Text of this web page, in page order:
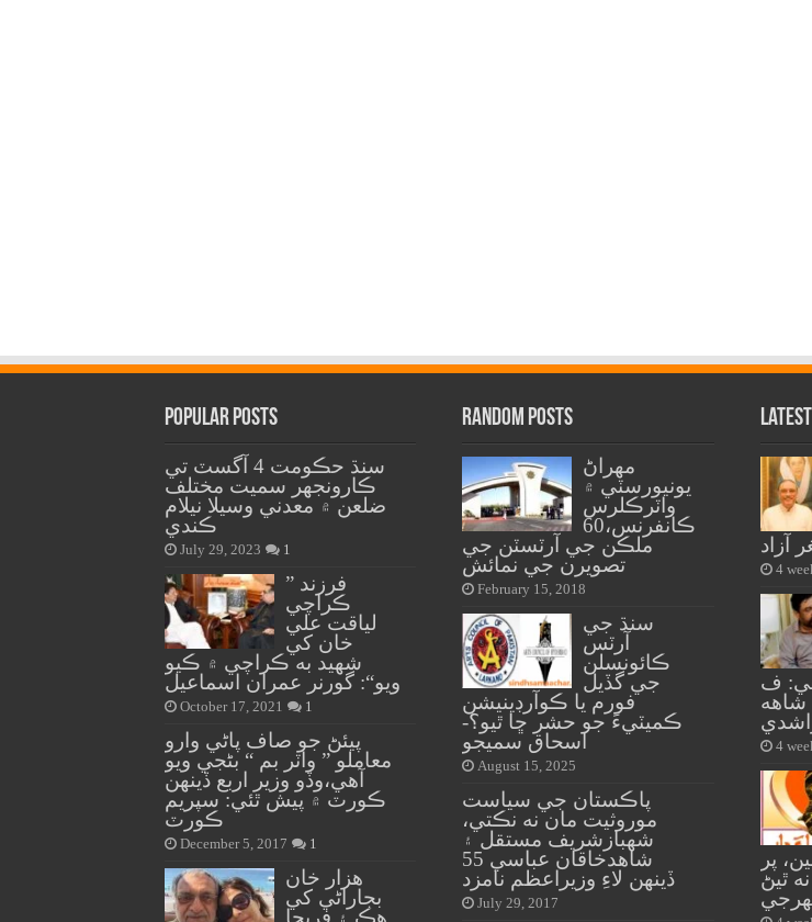
Popular Posts
سنڌ حڪومت 4 آگسٽ تي
ڪارونجهر سميت مختلف
ضلعن ۾ معدني وسيلا نيلام
ڪندي
July 29, 2023 1
” فرزند
ڪراچي
لياقت علي
خان کي
شهيد به ڪراچي ۾ ڪيو
ويو“: گورنر عمران اسماعيل
October 17, 2021 1
پيئڻ جو صاف پاڻي وارو
معاملو ” واٽر بم “ بڻجي ويو
آهي،وڏو وزير اربع ڏينهن
ڪورٽ ۾ پيش ٿئي: سپريم
ڪورٽ
December 5, 2017 1
هزار خان
بجاراڻي کي
هڪ ۽ فريحا
Random Posts
مهراڻ
يونيورسٽي ۾
واٽرڪلرس
ڪانفرنس،60
ملڪن جي آرٽسٽن جي
تصويرن جي نمائش
February 15, 2018
سنڌ جي
آرٽس
ڪائونسلن
جي گڏيل
فورم يا ڪوآرڊينيشن
ڪميٽيءَ جو حشر ڇا ٿيو؟-
اسحاق سميجو
August 15, 2025
پاڪستان جي سياست
موروثيت مان نه نڪتي،
شهبازشريف مستقل ۽
شاهدخاقان عباسي 55
ڏينهن لاءِ وزيراعظم نامزد
July 29, 2017
آزاد
4
ف
شاهه
4
پر
ٿيڻ